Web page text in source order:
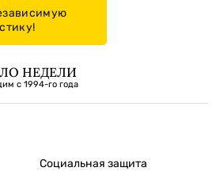
НЕДЕЛИ
с 1994-го года
Социальная защита